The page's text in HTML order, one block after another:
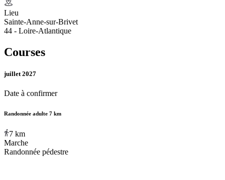
Lieu
Sainte-Anne-sur-Brivet
44 - Loire-Atlantique
Courses
juillet 2027
Date à confirmer
Randonnée adulte 7 km
7 km
Marche
Randonnée pédestre